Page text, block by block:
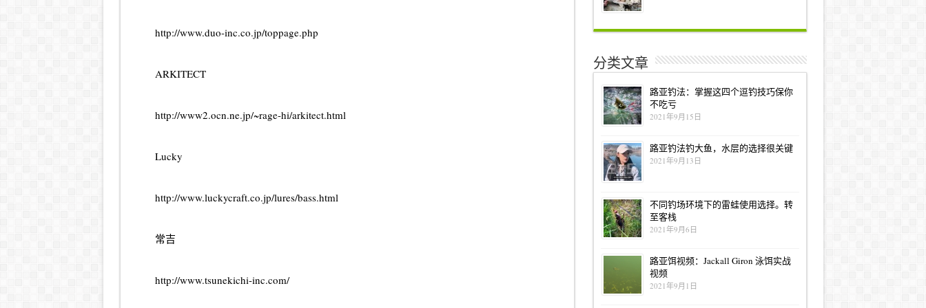
http://www.duo-inc.co.jp/toppage.php
ARKITECT
http://www2.ocn.ne.jp/~rage-hi/arkitect.html
Lucky
http://www.luckycraft.co.jp/lures/bass.html
常吉
http://www.tsunekichi-inc.com/
分类文章
路亚钓法：掌握这四个逗钓技巧保你
不吃亏
2021年9月15日
路亚钓法钓大鱼，水层的选择很关键
2021年9月13日
不同钓场环境下的雷蛙使用选择。转
至客栈
2021年9月6日
路亚饵视频：Jackall Giron 泳饵实战
视频
2021年9月1日